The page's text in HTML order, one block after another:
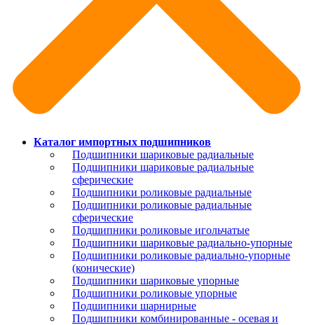
Каталог импортных подшипников
Подшипники шариковые радиальные
Подшипники шариковые радиальные
сферические
Подшипники роликовые радиальные
Подшипники роликовые радиальные
сферические
Подшипники роликовые игольчатые
Подшипники шариковые радиально-упорные
Подшипники роликовые радиально-упорные
(конические)
Подшипники шариковые упорные
Подшипники роликовые упорные
Подшипники шарнирные
Подшипники комбинированные - осевая и